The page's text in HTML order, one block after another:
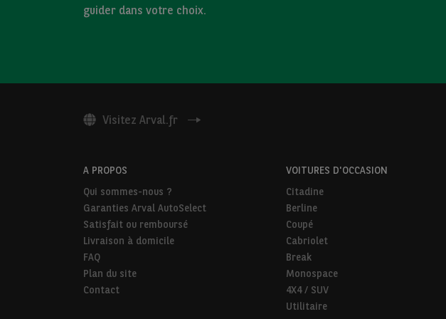
guider dans votre choix.
Visitez Arval.fr
A PROPOS
Qui sommes-nous ?
Garanties Arval AutoSelect
Satisfait ou remboursé
Livraison à domicile
FAQ
Plan du site
Contact
VOITURES D'OCCASION
Citadine
Berline
Coupé
Cabriolet
Break
Monospace
4X4 / SUV
Utilitaire